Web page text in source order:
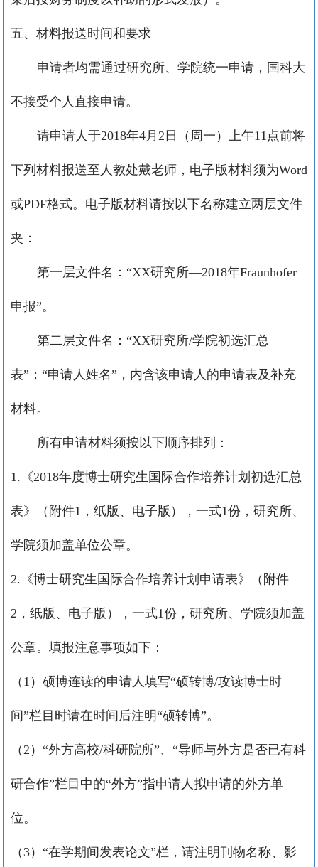
五、材料报送时间和要求
申请者均需通过研究所、学院统一申请，国科大
不接受个人直接申请。
请申请人于2018年4 月 2 日（周一）上午11 点前将
下列材料报送至人教处戴老师，电子版材料须为Word
或PDF格式。电子版材料请按以下名称建立两层文件
夹：
第一层文件名：“XX研究所—2018年Fraunhofer
申报”。
第二层文件名：“XX研究所/学院初选汇总
表”；“申请人姓名”，内含该申请人的申请表及补充
材料。
所有申请材料须按以下顺序排列：
1. 《2018年度博士研究生国际合作培养计划初选汇总
表》（附件1 ，纸版、电子版），一式1份，研究所、
学院须加盖单位公章。
2. 《博士研究生国际合作培养计划申请表》（附件
2 ，纸版、电子版），一式1份，研究所、学院须加盖
公章。填报注意事项如下：
（ 1 ）硕博连读的申请人填写“硕转博/攻读博士时
间”栏目时请在时间后注明“硕转博”。
（ 2 ）“外方高校/科研院所”、“导师与外方是否已有科
研合作”栏目中的“外方”指申请人拟申请的外方单
位。
（3）“在学期间发表论文”栏，请注明刊物名称、影